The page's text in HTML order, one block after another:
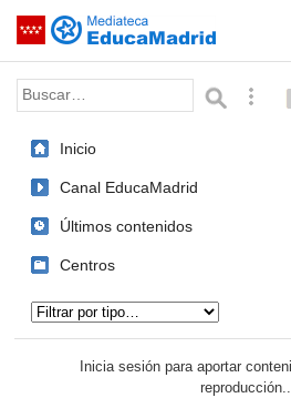
Saltar navegación
Palabra o frase:
Inicio
Canal EducaMadrid
Últimos contenidos
Centros
Inicia sesión para aportar